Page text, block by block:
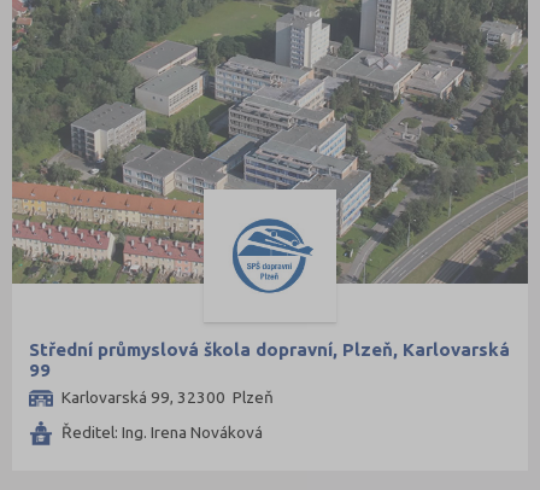
Střední průmyslová škola dopravní, Plzeň, Karlovarská
99
Karlovarská 99, 32300 Plzeň
Ředitel: Ing. Irena Nováková